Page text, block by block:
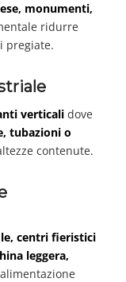
monumenti,
ridurre
pregiate.
verticalidove
tubazioni o
contenute.
centri fieristici
leggera,